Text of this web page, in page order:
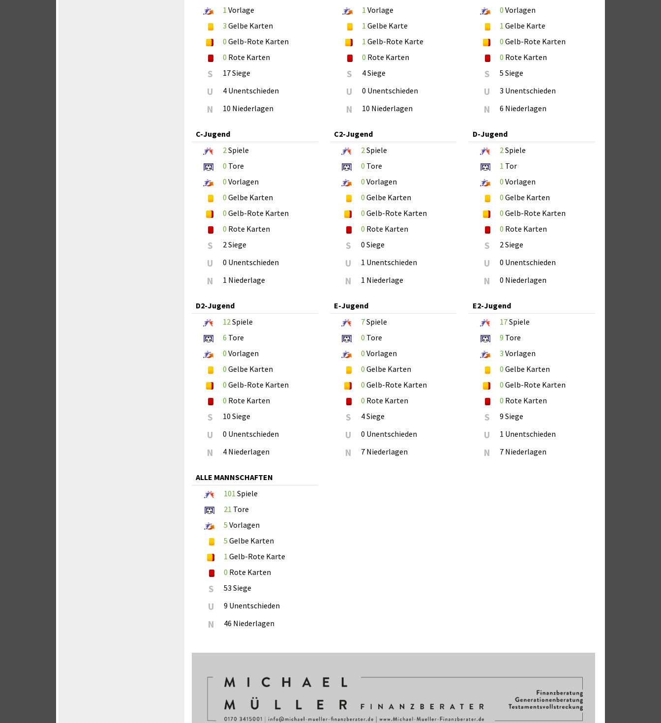
1 Vorlage
3 Gelbe Karten
0 Gelb-Rote Karten
0 Rote Karten
S 17 Siege
U 4 Unentschieden
N 10 Niederlagen
1 Vorlage
1 Gelbe Karte
1 Gelb-Rote Karte
0 Rote Karten
S 4 Siege
U 0 Unentschieden
N 10 Niederlagen
0 Vorlagen
1 Gelbe Karte
0 Gelb-Rote Karten
0 Rote Karten
S 5 Siege
U 3 Unentschieden
N 6 Niederlagen
C-Jugend
2Spiele
0 Tore
0 Vorlagen
0 Gelbe Karten
0 Gelb-Rote Karten
0 Rote Karten
S 2 Siege
U 0 Unentschieden
N 1 Niederlage
C2-Jugend
2Spiele
0 Tore
0 Vorlagen
0 Gelbe Karten
0 Gelb-Rote Karten
0 Rote Karten
S 0 Siege
U 1 Unentschieden
N 1 Niederlage
D-Jugend
2Spiele
1 Tor
0 Vorlagen
0 Gelbe Karten
0 Gelb-Rote Karten
0 Rote Karten
S 2 Siege
U 0 Unentschieden
N 0 Niederlagen
D2-Jugend
12Spiele
6 Tore
0 Vorlagen
0 Gelbe Karten
0 Gelb-Rote Karten
0 Rote Karten
S 10 Siege
U 0 Unentschieden
N 4 Niederlagen
E-Jugend
7Spiele
0 Tore
0 Vorlagen
0 Gelbe Karten
0 Gelb-Rote Karten
0 Rote Karten
S 4 Siege
U 0 Unentschieden
N 7 Niederlagen
E2-Jugend
17Spiele
9 Tore
3 Vorlagen
0 Gelbe Karten
0 Gelb-Rote Karten
0 Rote Karten
S 9 Siege
U 1 Unentschieden
N 7 Niederlagen
ALLE MANNSCHAFTEN
101 Spiele
21 Tore
5 Vorlagen
5 Gelbe Karten
1 Gelb-Rote Karte
0 Rote Karten
S 53 Siege
U 9 Unentschieden
N 46 Niederlagen